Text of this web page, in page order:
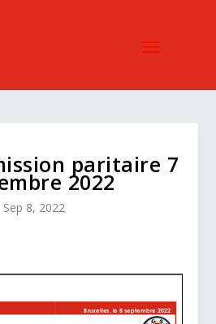
paritaire 7
2022
Sep 8, 2022